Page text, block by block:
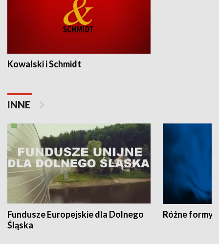
Kowalski i Schmidt
INNE
Fundusze Europejskie dla Dolnego
Śląska
Różne formy